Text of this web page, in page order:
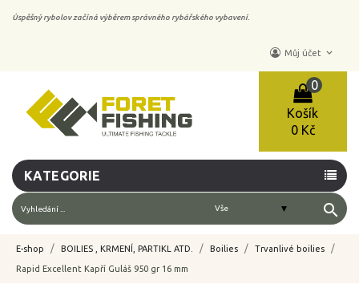
Úspěšný rybolov začíná výběrem správného rybářského vybavení.
Můj účet keyboard_arrow_down
Košík
0
0 Kč
KATEGORIE
search
E-shop BOILIES , KRMENÍ, PARTIKL ATD. Boilies Trvanlivé boilies
Rapid Excellent Kapří Guláš 950 gr 16 mm